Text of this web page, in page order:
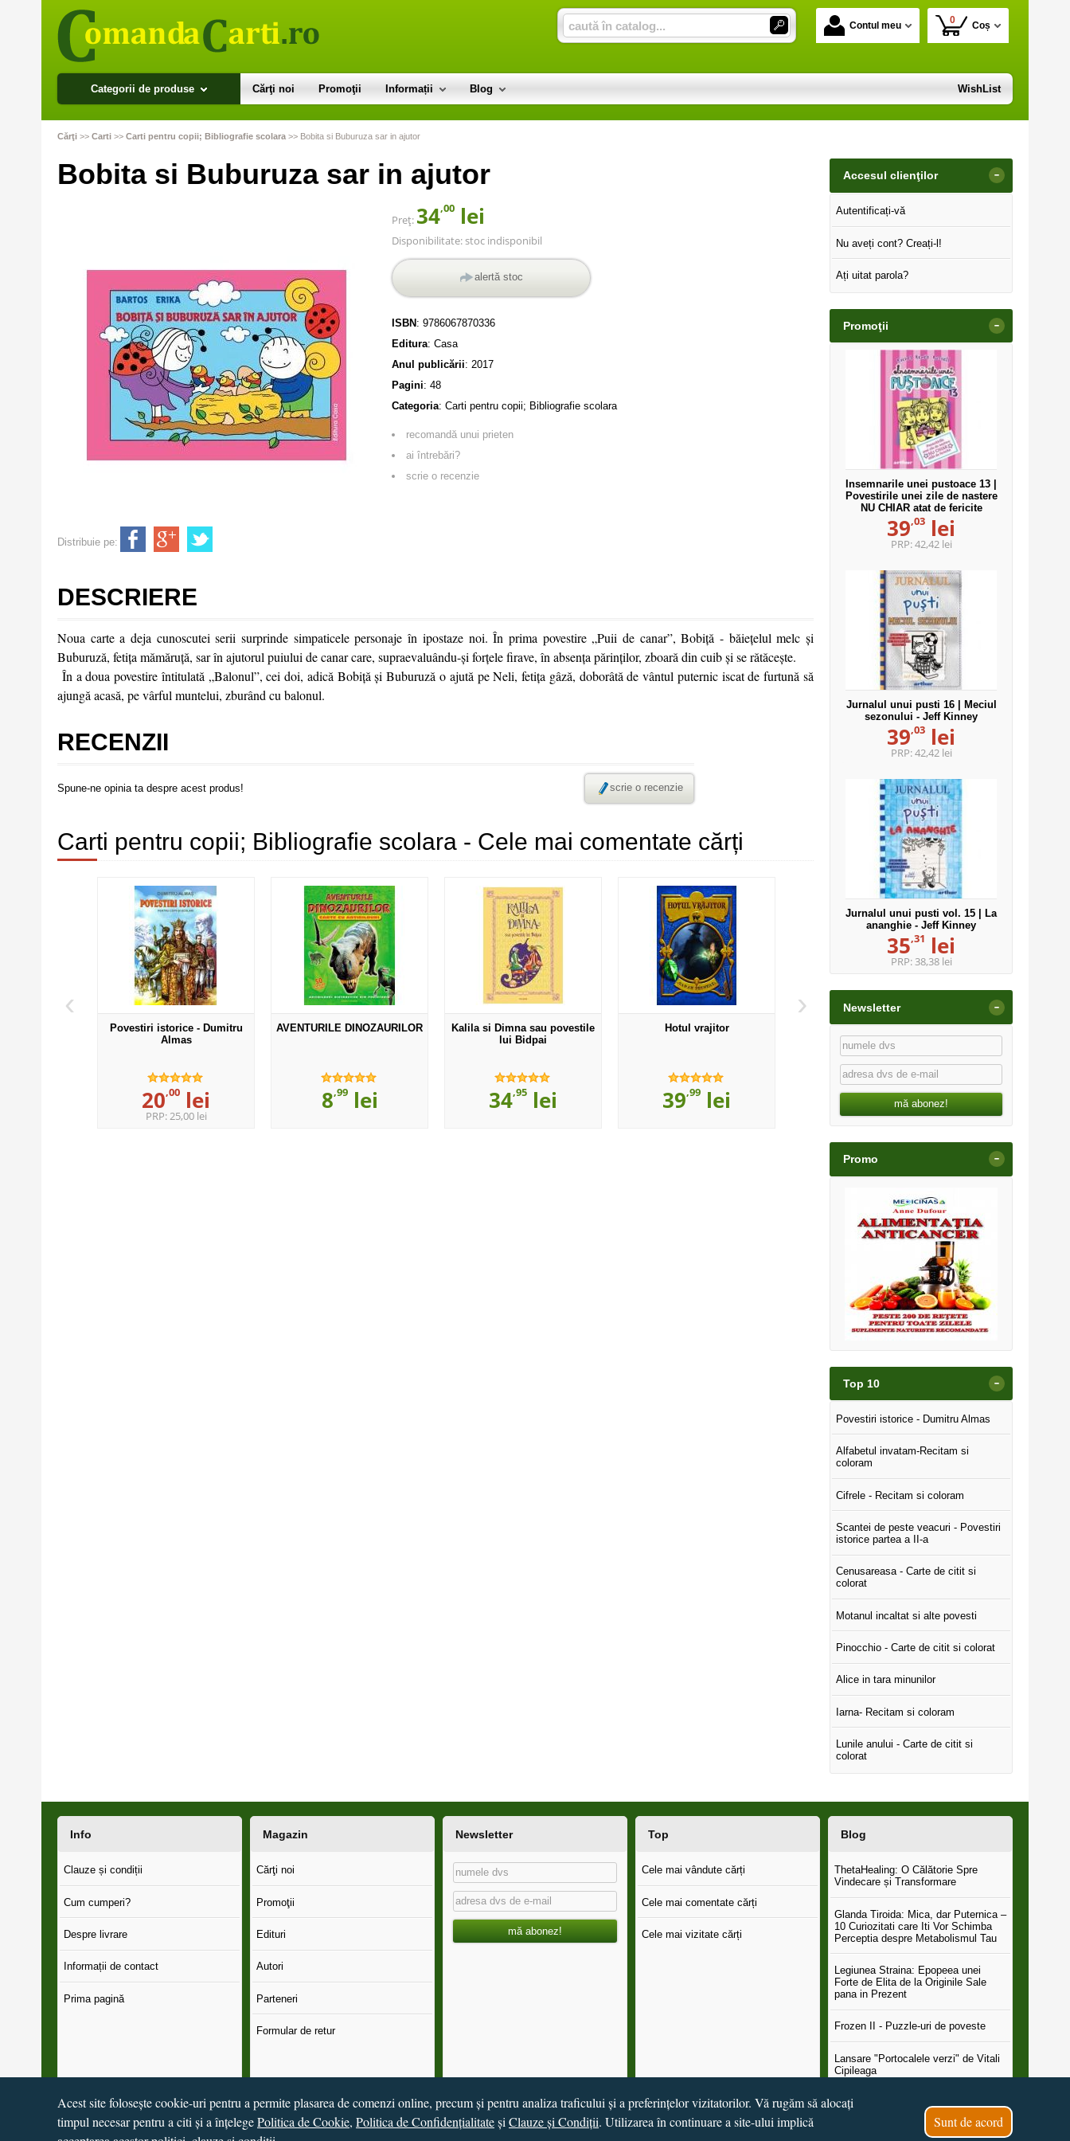
Contul meu 0 Coș
Categorii de produse Cărţi noi Promoţii Informații Blog WishList
Cărţi >> Carti >> Carti pentru copii; Bibliografie scolara >> Bobita si Buburuza sar in ajutor
Bobita si Buburuza sar in ajutor
Preț: 34,00 lei
Disponibilitate:stoc indisponibil
alertă stoc
ISBN : 9786067870336
Editura: Casa
Anul publicării: 2017
Pagini: 48
Categoria: Carti pentru copii; Bibliografie scolara
recomandă unui prieten
ai întrebări?
scrie o recenzie
Distribuie pe:
DESCRIERE
Noua carte a deja cunoscutei serii surprinde simpaticele personaje în ipostaze noi. În prima povestire „Puii de canar”, Bobiţă - băieţelul melc şi
Buburuză, fetiţa mămăruță, sar în ajutorul puiului de canar care, supraevaluându-şi forţele firave, în absenţa părinţilor, zboară din cuib şi se rătăceşte.
În a doua povestire întitulată „Balonul”, cei doi, adică Bobiţă şi Buburuză o ajută pe Neli, fetiţa gâză, doborâtă de vântul puternic iscat de furtună să
ajungă acasă, pe vârful muntelui, zburând cu balonul.
RECENZII
Spune-ne opinia ta despre acest produs! scrie o recenzie
Carti pentru copii; Bibliografie scolara - Cele mai comentate cărți
‹
Povestiri istorice - Dumitru
Almas
20,00 lei
PRP:25,00 lei
AVENTURILE DINOZAURILOR
8,99lei
Kalila si Dimna sau povestile
lui Bidpai
34,95 lei
Hotul vrajitor
39,99 lei
CAPITANUL SANGELUI - vol. 4
VAMPIRATII
57,50lei
›
Accesul clienţilor -
Autentificați-vă
Nu aveți cont? Creați-l!
Ați uitat parola?
Promoţii -
Insemnarile unei pustoace 13 |
Povestirile unei zile de nastere
NU CHIAR atat de fericite
39,03 lei
PRP:42,42 lei
Jurnalul unui pusti 16 | Meciul
sezonului - Jeff Kinney
39,03 lei
PRP:42,42 lei
Jurnalul unui pusti vol. 15 | La
ananghie - Jeff Kinney
35,31 lei
PRP: 38,38 lei
Newsletter -
mă abonez!
Promo -
Top 10 -
Povestiri istorice - Dumitru Almas
Alfabetul invatam-Recitam si
coloram
Cifrele - Recitam si coloram
Scantei de peste veacuri - Povestiri
istorice partea a II-a
Cenusareasa - Carte de citit si
colorat
Motanul incaltat si alte povesti
Pinocchio - Carte de citit si colorat
Alice in tara minunilor
Iarna- Recitam si coloram
Lunile anului - Carte de citit si
colorat
Info
Clauze și condiții
Cum cumperi?
Despre livrare
Informații de contact
Prima pagină
Magazin
Cărţi noi
Promoţii
Edituri
Autori
Parteneri
Formular de retur
Newsletter
mă abonez!
Top
Cele mai vândute cărți
Cele mai comentate cărți
Cele mai vizitate cărți
Blog
ThetaHealing: O Călătorie Spre
Vindecare și Transformare
Glanda Tiroida: Mica, dar Puternica –
10 Curiozitati care Iti Vor Schimba
Perceptia despre Metabolismul Tau
Legiunea Straina: Epopeea unei
Forte de Elita de la Originile Sale
pana in Prezent
Frozen II - Puzzle-uri de poveste
Lansare "Portocalele verzi" de Vitali
Cipileaga
...toate știrile
© 2016 - 2026 S.C. CCN Books SRL Magazin online
Acest site folosește cookie-uri pentru a permite plasarea de comenzi online, precum și pentru analiza traficului și a preferințelor vizitatorilor. Vă rugăm să alocați
timpul necesar pentru a citi și a înțelegePolitica de Cookie, Politica de Confidențialitateși Clauze și Condiții. Utilizarea în continuare a site-ului implică
Sunt de acord